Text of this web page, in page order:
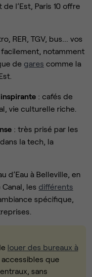
l’Est, Paris 10 offre
RER, TGV, bus... vos
notamment
de gares comme la
: cafés de
vie culturelle riche.
: très prisé par les
la tech, la
d’Eau à Belleville, en
les différents
spécifique,
louer des bureaux à
que
sans